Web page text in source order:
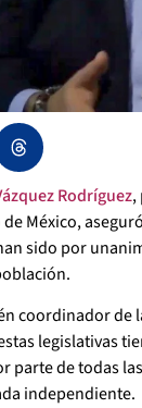
Rodríguez,
México,
sido por
coordinador de
legislativas
parte de todas
independiente.